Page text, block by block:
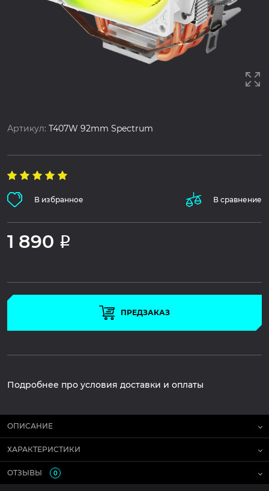
Артикул:T407W 92mm Spectrum
В избранное В сравнение
1 890 Р
ПРЕДЗАКАЗ
Подробнее про условия доставки и оплаты
ОПИСАНИЕ
ХАРАКТЕРИСТИКИ
ОТЗЫВЫ 0